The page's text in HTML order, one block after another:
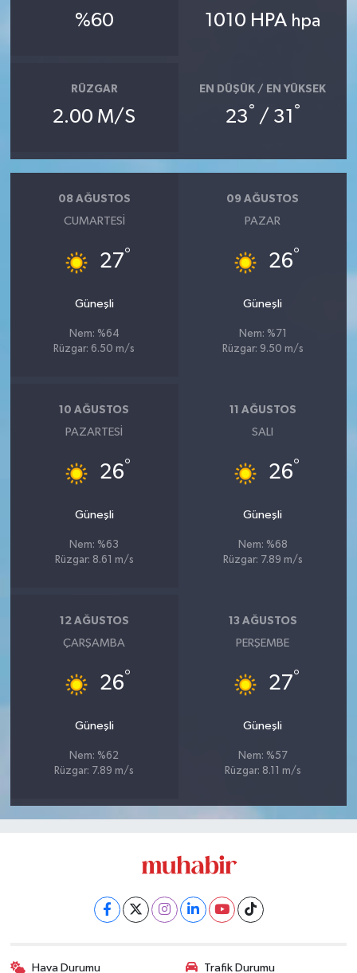
%60 1010 HPA hpa
RÜZGAR
2.00 M/S
EN DÜŞÜK / EN YÜKSEK
23° / 31 °
08 AĞUSTOS
CUMARTESI
27°
Güneşli
Nem: %64
Rüzgar: 6.50 m/s
09 AĞUSTOS
PAZAR
26°
Güneşli
Nem: %71
Rüzgar: 9.50 m/s
10 AĞUSTOS
PAZARTESI
26°
Güneşli
Nem: %63
Rüzgar: 8.61 m/s
11 AĞUSTOS
SALI
26°
Güneşli
Nem: %68
Rüzgar: 7.89 m/s
12 AĞUSTOS
ÇARŞAMBA
26°
Güneşli
Nem: %62
Rüzgar: 7.89 m/s
13 AĞUSTOS
PERŞEMBE
27°
Güneşli
Nem: %57
Rüzgar: 8.11 m/s
Hava Durumu Trafik Durumu